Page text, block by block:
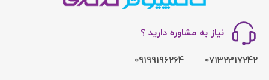
نیاز به مشاوره دارید ؟
07132317242
09199196264